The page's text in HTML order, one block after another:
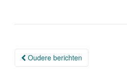
o
Berichtnavigatie
Oudere berichten